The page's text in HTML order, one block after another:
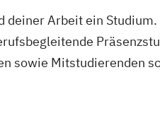
Arbeit ein
sowie Mitstudierenden